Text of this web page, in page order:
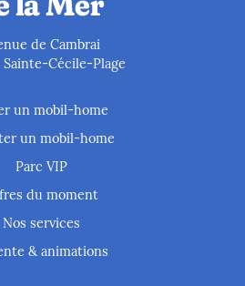
de Cambrai
Sainte-Cécile-Plage
un mobil-home
un mobil-home
Parc VIP
du moment
Nos services
& animations